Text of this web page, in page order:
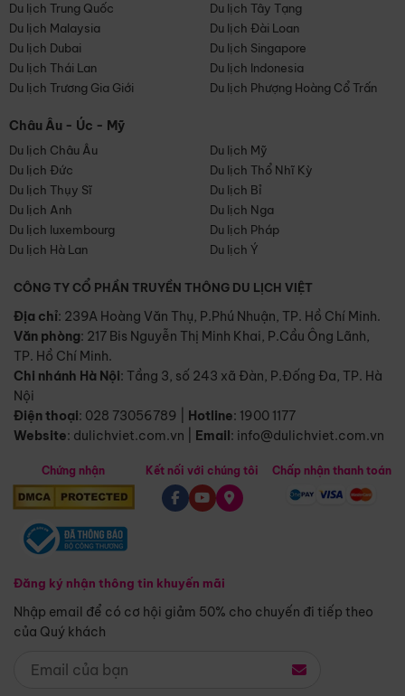
Du lịch Trung Quốc
Du lịch Tây Tạng
Du lịch Malaysia
Du lịch Đài Loan
Du lịch Dubai
Du lịch Singapore
Du lịch Thái Lan
Du lịch Indonesia
Du lịch Trương Gia Giới
Du lịch Phượng Hoàng Cổ Trấn
Châu Âu - Úc - Mỹ
Du lịch Châu Âu
Du lịch Mỹ
Du lịch Đức
Du lịch Thổ Nhĩ Kỳ
Du lịch Thụy Sĩ
Du lịch Bỉ
Du lịch Anh
Du lịch Nga
Du lịch luxembourg
Du lịch Pháp
Du lịch Hà Lan
Du lịch Ý
CÔNG TY CỔ PHẦN TRUYỀN THÔNG DU LỊCH VIỆT
Địa chỉ: 239A Hoàng Văn Thụ, P.Phú Nhuận, TP. Hồ Chí Minh.
Văn phòng: 217 Bis Nguyễn Thị Minh Khai, P.Cầu Ông Lãnh,
TP. Hồ Chí Minh.
Chi nhánh Hà Nội: Tầng 3, số 243 xã Đàn, P.Đống Đa, TP. Hà
Nội
Điện thoại: 028 73056789 Hotline: 1900 1177
Website: dulichviet.com.vn Email: info@dulichviet.com.vn
Chứng nhận
Đăng ký nhận thông tin khuyến mãi
Nhập email để có cơ hội giảm 50% cho chuyến đi tiếp theo
của Quý khách
Kết nối với chúng tôi Chấp nhận thanh toán